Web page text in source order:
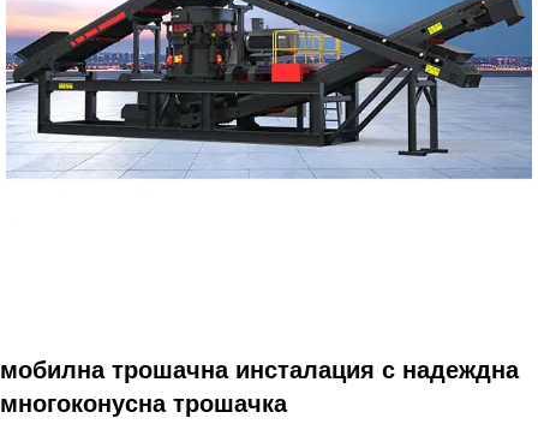
мобилна трошачна инсталация с надеждна
многоконусна трошачка